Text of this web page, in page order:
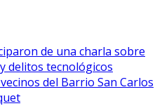
de una charla sobre
delitos tecnológicos
del Barrio San Carlos